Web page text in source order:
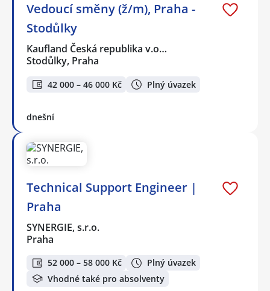
Vedoucí směny (ž/m), Praha -
Stodůlky
Kaufland Česká republika v.o…
Stodůlky, Praha
42 000 – 46 000 Kč Plný úvazek
dnešní
Technical Support Engineer |
Praha
SYNERGIE, s.r.o.
Praha
52 000 – 58 000 Kč
Plný úvazek
Vhodné také pro absolventy